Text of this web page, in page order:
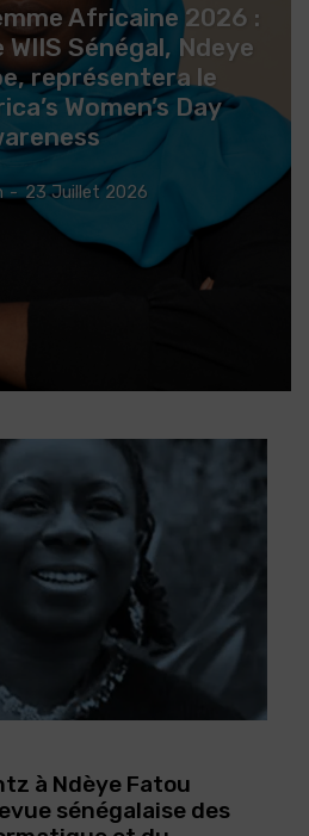
Africaine 2026 :
Sénégal, Ndeye
représentera le
Women’s Day
- 23 Juillet 2026
à Ndèye Fatou
sénégalaise des